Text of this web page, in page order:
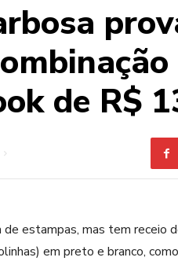
de R$
estampas, mas tem receio
em preto e branco,